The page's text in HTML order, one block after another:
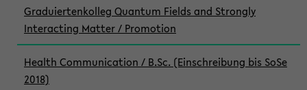
Graduiertenkolleg Quantum Fields and Strongly
Interacting Matter / Promotion
Health Communication / B.Sc. (Einschreibung bis SoSe
2018)